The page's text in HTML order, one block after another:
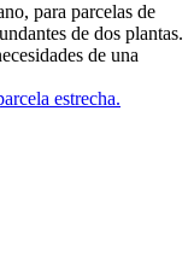
para parcelas de
de dos plantas.
de una